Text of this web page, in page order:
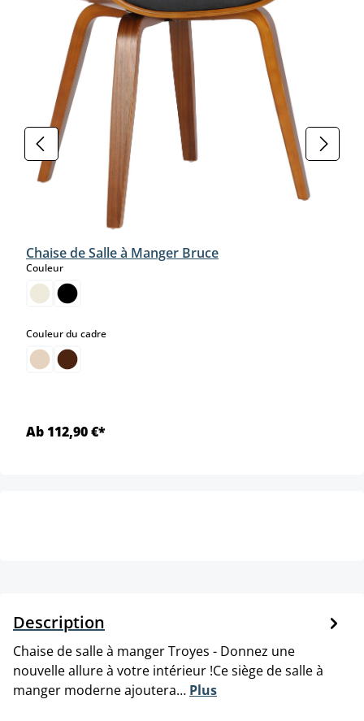
Chaise de Salle à Manger Bruce
Couleurselect
Couleur du cadreselect
Ab 112,90 €*
Description
Chaise de salle à manger Troyes - Donnez une
nouvelle allure à votre intérieur !Ce siège de salle à
manger moderne ajoutera… Plus